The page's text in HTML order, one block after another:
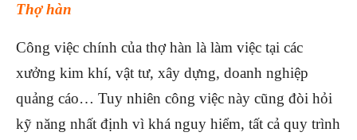
Thợ hàn
Công việc chính của thợ hàn là làm việc tại các
xưởng kim khí, vật tư, xây dựng, doanh nghiệp
quảng cáo… Tuy nhiên công việc này cũng đòi hỏi
kỹ năng nhất định vì khá nguy hiểm, tất cả quy trình